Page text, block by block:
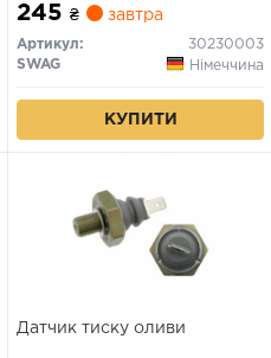
245 ₴ завтра
Артикул:
30230003
SWAG
Німеччина
КУПИТИ
Датчик тиску оливи